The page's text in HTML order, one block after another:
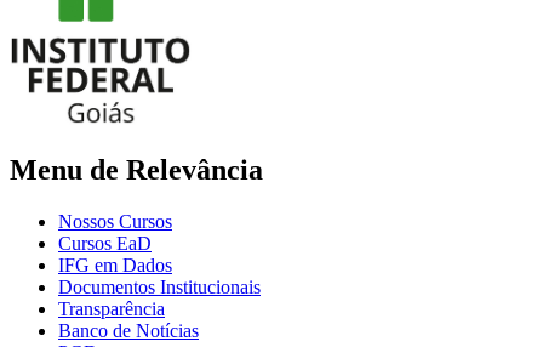
Menu de Relevância
Nossos Cursos
Cursos EaD
IFG em Dados
Documentos Institucionais
Transparência
Banco de Notícias